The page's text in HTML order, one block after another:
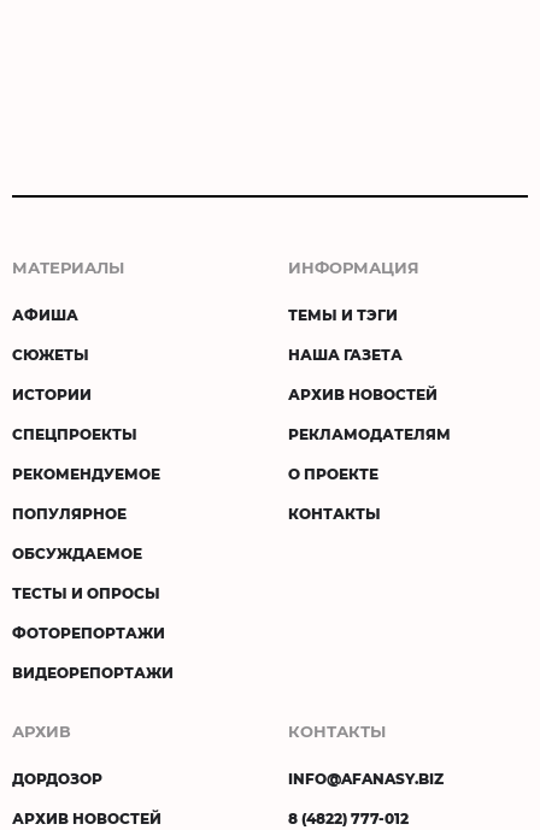
МАТЕРИАЛЫ
АФИША
СЮЖЕТЫ
ИСТОРИИ
СПЕЦПРОЕКТЫ
РЕКОМЕНДУЕМОЕ
ПОПУЛЯРНОЕ
ОБСУЖДАЕМОЕ
ТЕСТЫ И ОПРОСЫ
ФОТОРЕПОРТАЖИ
ВИДЕОРЕПОРТАЖИ
ИНФОРМАЦИЯ
ТЕМЫ И ТЭГИ
НАША ГАЗЕТА
АРХИВ НОВОСТЕЙ
РЕКЛАМОДАТЕЛЯМ
О ПРОЕКТЕ
КОНТАКТЫ
АРХИВ
ДОРДОЗОР
АРХИВ НОВОСТЕЙ
КОНТАКТЫ
INFO@AFANASY.BIZ
8 (4822) 777-012